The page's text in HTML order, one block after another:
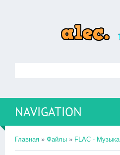
NAVIGATION
Главная » Файлы » FLAC - Музыка